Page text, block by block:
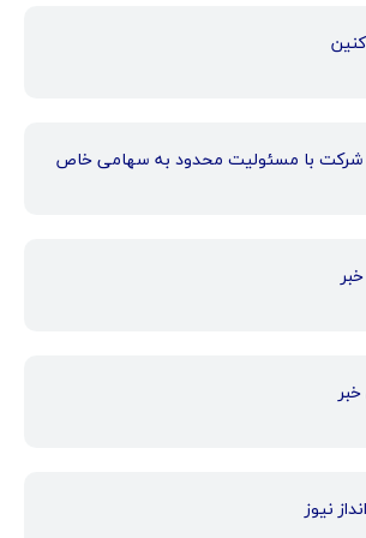
شرکت با مسئولیت محدود به سهامی خاص
نیوز